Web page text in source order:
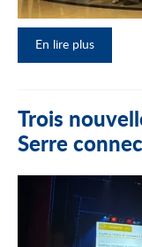
En lire plus
Trois
Serre